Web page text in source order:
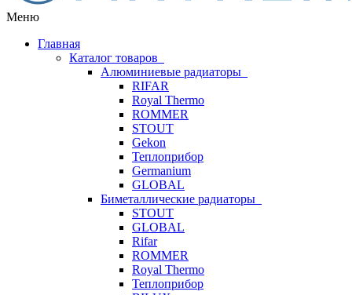
Меню
Главная
Каталог товаров
Алюминиевые радиаторы
RIFAR
Royal Thermo
ROMMER
STOUT
Gekon
Теплоприбор
Germanium
GLOBAL
Биметаллические радиаторы
STOUT
GLOBAL
Rifar
ROMMER
Royal Thermo
Теплоприбор